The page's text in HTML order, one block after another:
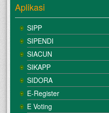
Aplikasi
SIPP
SIPENDI
SIACUN
SIKAPP
SIDORA
E-Register
E Voting